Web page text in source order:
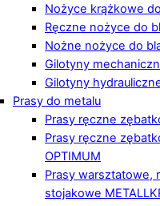
Nożyce krążkowe
Ręczne nożyce do
Nożne nożyce do
Gilotyny
Gilotyny
Prasy do metalu
Prasy ręczne
Prasy ręczne
OPTIMUM
Prasy warsztatowe,
stojakowe